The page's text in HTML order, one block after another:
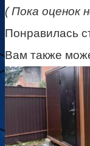
( Пока оценок
Понравилась
Вам также